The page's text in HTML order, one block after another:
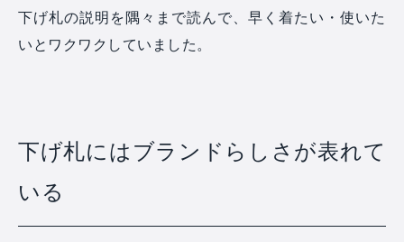
下げ札の説明を隅々まで読んで、早く着たい・使いた
いとワクワクしていました。
下げ札にはブランドらしさが表れて
いる